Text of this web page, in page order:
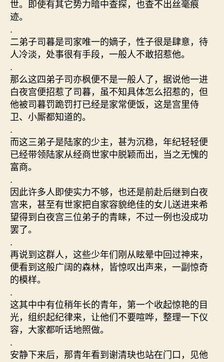
世。即使有其它势力暗中查探，也查不出丝毫痕
迹。
.
二弟子司暮是司家唯一的嫡子，性子很是肆意，待
人冷淡，处事很有手段，一般人不敢招惹他。
.
那么这四弟子司亦枫便不是一般人了，据说他一进
白夜宫便招惹了司暮，虽不知具体怎么招惹的，但
他被司暮罚跪罚打已经是家常便饭，这是宫里侍
卫、小厮都知道的。
.
而这三弟子是陆家的少主，甚为沉稳，年纪轻轻便
已经带领陆家从经商世家中脱颖而出，当之无愧的
富商。
.
因此许多人即使实力不够，也还是前赴后继到白夜
宫来，甚至有世家把自家容貌绝佳的女儿送进来希
望得到白夜宫三位弟子的青睐，不过一例也没成功
罢了。
.
再说到这群人，这些少年们刚从眩晕中回过神来，
便看到这般广阔的森林，皆惊叹出声来，一副惊奇
的模样。
.
这其中中有位稍年长的青年，第一个收起惊艳的目
光，组织起纪律来，让他们不要喧哗，整理一下仪
容，大家都听话地照做。
.
安静下来后，那青年看到谢清玦也站在门口，见他